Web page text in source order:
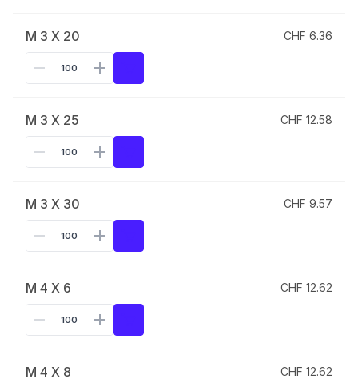
M 3 X 20 CHF 6.36
M 3 X 25 CHF 12.58
M 3 X 30 CHF 9.57
M 4 X 6 CHF 12.62
M 4 X 8 CHF 12.62